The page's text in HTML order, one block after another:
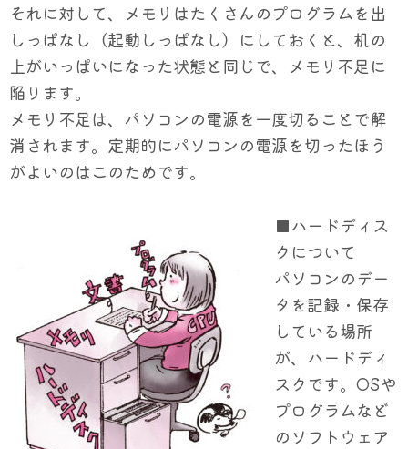
それに対して、メモリはたくさんのプログラムを出
しっぱなし（起動しっぱなし）にしておくと、机の
上がいっぱいになった状態と同じで、メモリ不足に
陥ります。
メモリ不足は、パソコンの電源を一度切ることで解
消されます。定期的にパソコンの電源を切ったほう
がよいのはこのためです。
■ハードディス
クについて
パソコンのデー
タを記録・保存
している場所
が、ハードディ
スクです。OSや
プログラムなど
のソフトウェア